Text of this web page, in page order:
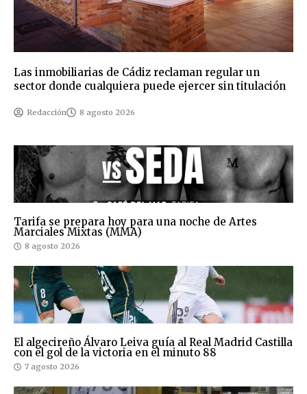
Las inmobiliarias de Cádiz reclaman regular un
sector donde cualquiera puede ejercer sin titulación
Redacción 8 agosto 2026
Tarifa se prepara hoy para una noche de Artes
Marciales Mixtas (MMA)
8 agosto 2026
El algecireño Álvaro Leiva guía al Real Madrid Castilla
con el gol de la victoria en el minuto 88
7 agosto 2026